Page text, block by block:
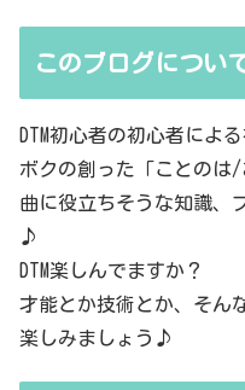
このブログについ
DTM初心者の初心者によ
ボクの創った「ことのは
曲に役立ちそうな知識、
♪
DTM楽しんでますか？
才能とか技術とか、そん
楽しみましょう♪